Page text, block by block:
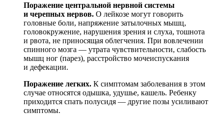
Поражение центральной нервной системы
и черепных нервов. О лейкозе могут говорить
головные боли, напряжение затылочных мышц,
головокружение, нарушения зрения и слуха, тошнота
и рвота, не приносящая облегчения. При вовлечении
спинного мозга — утрата чувствительности, слабость
мышц ног (парез), расстройство мочеиспускания
и дефекации.
Поражение легких. К симптомам заболевания в этом
случае относятся одышка, удушье, кашель. Ребенку
приходится спать полусидя — другие позы усиливают
симптомы.